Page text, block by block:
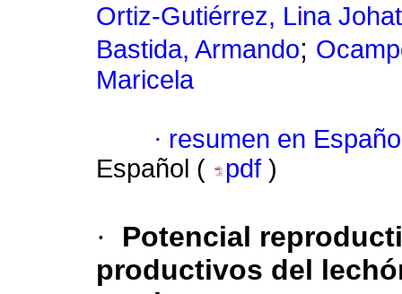
Ortiz-Gutiérrez, Lina
Bastida, Armando;
Maricela
· resumen en
Español (
pdf )
·
Potencial
productivos del